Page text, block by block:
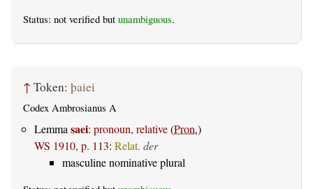
Status: not verified but unambiguous.
↑ Token: þaiei
Codex Ambrosianus A
Lemma saei: pronoun, relative(Pron.)
WS 1910, p. 113: Relat. der
masculine nominative plural